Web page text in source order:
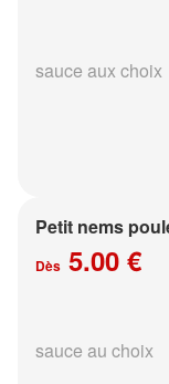
sauce aux choix
Petit nems
Dès 5.00 €
sauce au choix